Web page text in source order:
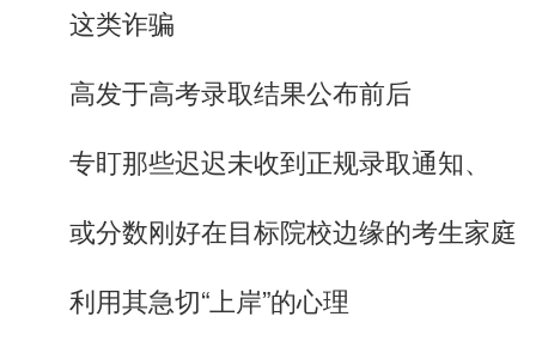
这类诈骗
高发于高考录取结果公布前后
专盯那些迟迟未收到正规录取通知、
或分数刚好在目标院校边缘的考生家庭
利用其急切“上岸”的心理